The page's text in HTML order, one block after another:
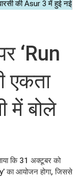
‘Run
एकता
में बोले
कि 31 अक्टूबर को
का आयोजन होगा, जिससे